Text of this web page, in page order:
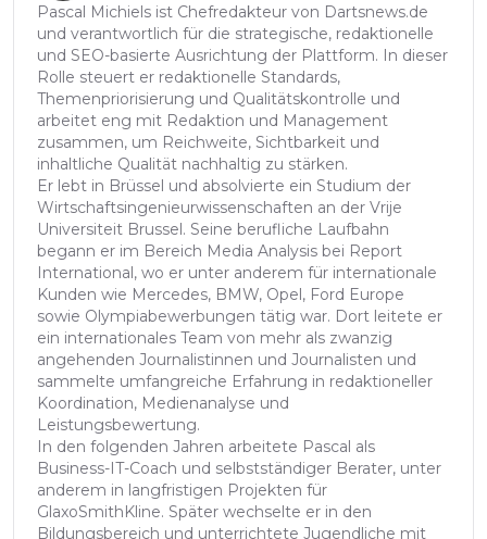
Pascal Michiels ist Chefredakteur von Dartsnews.de
und verantwortlich für die strategische, redaktionelle
und SEO-basierte Ausrichtung der Plattform. In dieser
Rolle steuert er redaktionelle Standards,
Themenpriorisierung und Qualitätskontrolle und
arbeitet eng mit Redaktion und Management
zusammen, um Reichweite, Sichtbarkeit und
inhaltliche Qualität nachhaltig zu stärken.
Er lebt in Brüssel und absolvierte ein Studium der
Wirtschaftsingenieurwissenschaften an der Vrije
Universiteit Brussel. Seine berufliche Laufbahn
begann er im Bereich Media Analysis bei Report
International, wo er unter anderem für internationale
Kunden wie Mercedes, BMW, Opel, Ford Europe
sowie Olympiabewerbungen tätig war. Dort leitete er
ein internationales Team von mehr als zwanzig
angehenden Journalistinnen und Journalisten und
sammelte umfangreiche Erfahrung in redaktioneller
Koordination, Medienanalyse und
Leistungsbewertung.
In den folgenden Jahren arbeitete Pascal als
Business-IT-Coach und selbstständiger Berater, unter
anderem in langfristigen Projekten für
GlaxoSmithKline. Später wechselte er in den
Bildungsbereich und unterrichtete Jugendliche mit